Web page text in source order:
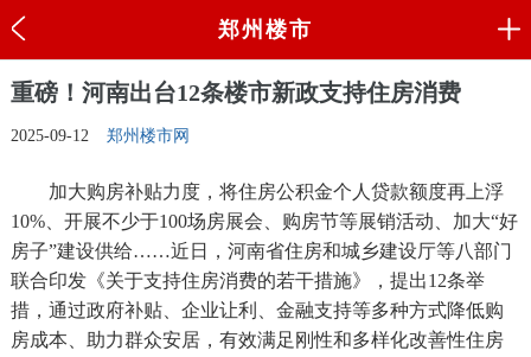
郑州楼市
重磅！河南出台12条楼市新政支持住房消费
2025-09-12 郑州楼市网
加大购房补贴力度，将住房公积金个人贷款额度再上浮
10%、开展不少于100场房展会、购房节等展销活动、加大“好
房子”建设供给……近日，河南省住房和城乡建设厅等八部门
联合印发《关于支持住房消费的若干措施》，提出12条举
措，通过政府补贴、企业让利、金融支持等多种方式降低购
房成本、助力群众安居，有效满足刚性和多样化改善性住房